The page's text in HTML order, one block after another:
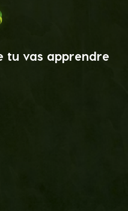
tu vas apprendre